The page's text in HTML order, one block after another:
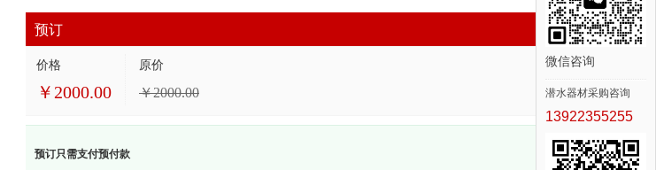
预订
价格
￥ 2000.00
原价
￥2000.00 销量：0
预订只需支付预付款
微信咨询
潜水器材采购咨询
13922355255